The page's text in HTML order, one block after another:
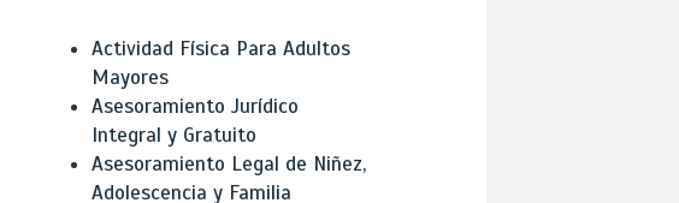
Actividad Física Para Adultos
Mayores
Asesoramiento Jurídico
Integral y Gratuito
Asesoramiento Legal de Niñez,
Adolescencia y Familia